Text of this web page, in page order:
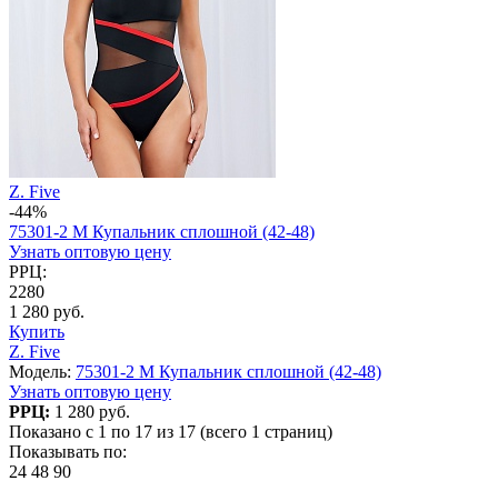
Z. Five
-44%
75301-2 M Купальник сплошной (42-48)
Узнать оптовую цену
РРЦ:
2280
1 280 руб.
Купить
Z. Five
Модель: 75301-2 M Купальник сплошной (42-48)
Узнать оптовую цену
РРЦ: 1 280 руб.
Показано с 1 по 17 из 17 (всего 1 страниц)
Показывать по:
24 48 90